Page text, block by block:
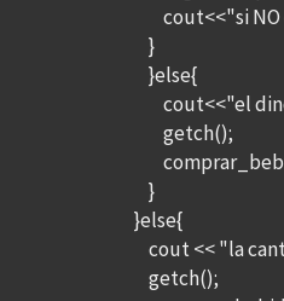
cout<<"si NO
}
}else{
cout<<"el
getch();
}
}else{
cout << "la
getch();